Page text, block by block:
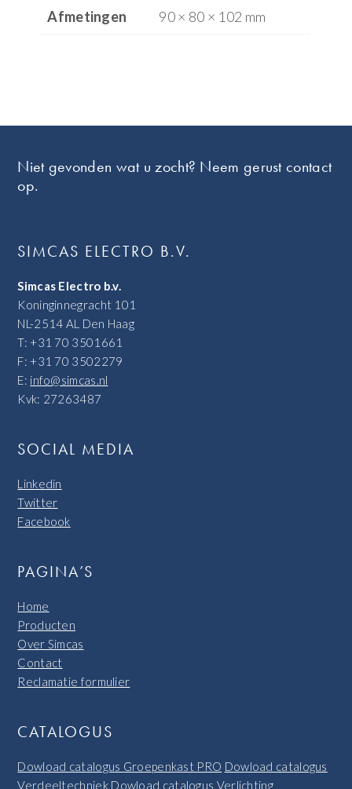
Afmetingen 90 × 80 × 102 mm
Niet gevonden wat u zocht? Neem gerust contact
op.
SIMCAS ELECTRO B.V.
Simcas Electro b.v.
Koninginnegracht 101
NL-2514 AL Den Haag
T: +31 70 3501661
F: +31 70 3502279
E: info@simcas.nl
Kvk: 27263487
SOCIAL MEDIA
Linkedin
Twitter
Facebook
PAGINA’S
Home
Producten
Over Simcas
Contact
Reclamatie formulier
CATALOGUS
Dowload catalogus Groepenkast PRO Dowload catalogus
Verdeeltechniek Dowload catalogus Verlichting